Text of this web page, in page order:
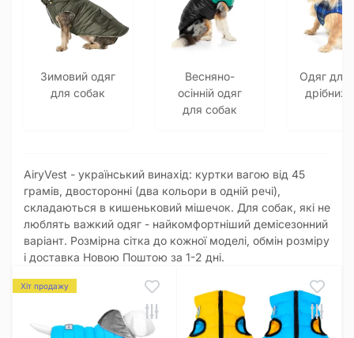
Зимовий одяг
для собак
Весняно-
осінній одяг
для собак
Одяг для
дрібних
AiryVest - український винахід: куртки вагою від 45
грамів, двосторонні (два кольори в одній речі),
складаються в кишеньковий мішечок. Для собак, які не
люблять важкий одяг - найкомфортніший демісезонний
варіант. Розмірна сітка до кожної моделі, обмін розміру
і доставка Новою Поштою за 1-2 дні.
Хіт продажу